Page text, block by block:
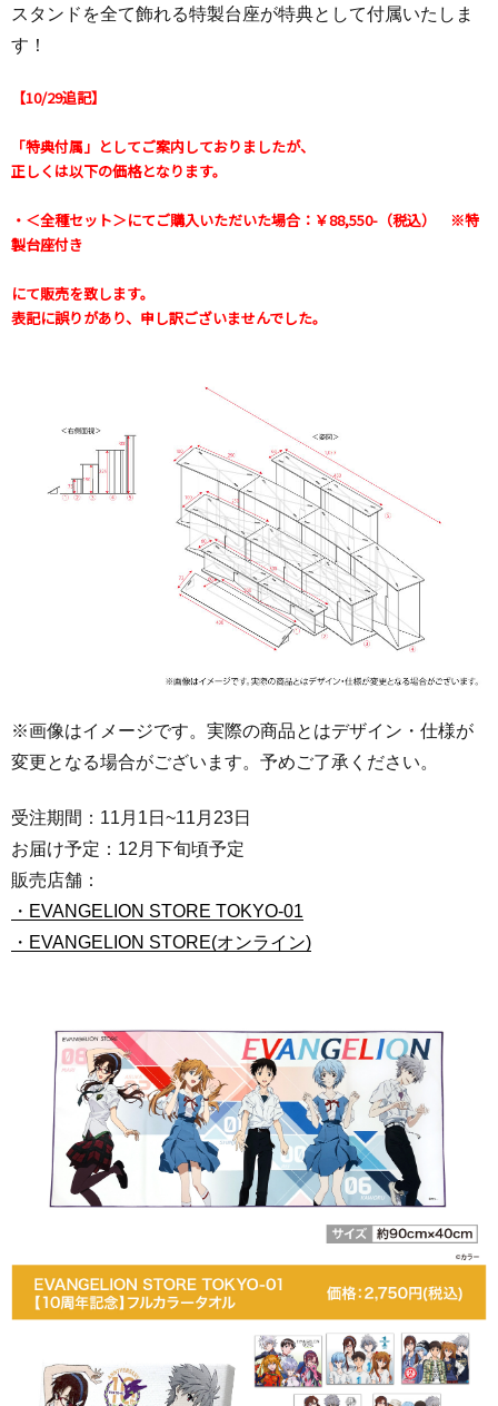
スタンドを全て飾れる特製台座が特典として付属いたしま
す！
【10/29追記】
「特典付属」としてご案内しておりましたが、
正しくは以下の価格となります。
・＜全種セット＞にてご購入いただいた場合：￥88,550-（税込） ※特
製台座付き
にて販売を致します。
表記に誤りがあり、申し訳ございませんでした。
※画像はイメージです。実際の商品とはデザイン・仕様が
変更となる場合がございます。予めご了承ください。
受注期間：11月1日~11月23日
お届け予定：12月下旬頃予定
販売店舗：
・EVANGELION STORE TOKYO-01
・EVANGELION STORE(オンライン)